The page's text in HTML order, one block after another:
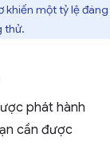
khiến một tỷ lệ
thử.
phát hành
cần được